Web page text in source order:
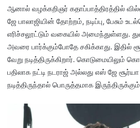
ஆனால் வழக்கறிஞர் கதாப்பாத்திரத்தில்
ஜே பாலாஜியின் தோற்றம், நடிப்பு, பேசும்
எரிச்சலூட்டும் வகையில் அமைந்துள்ளது.
அவரை பார்க்கும்போதே சகிக்காது. இதில்
வேறு நடித்திருக்கிறார். கொடுமையிலும்
பதிலாக நட்டி நடராஜ் அல்லது எஸ் ஜே
நடித்திருந்தால் பொருத்தமாக